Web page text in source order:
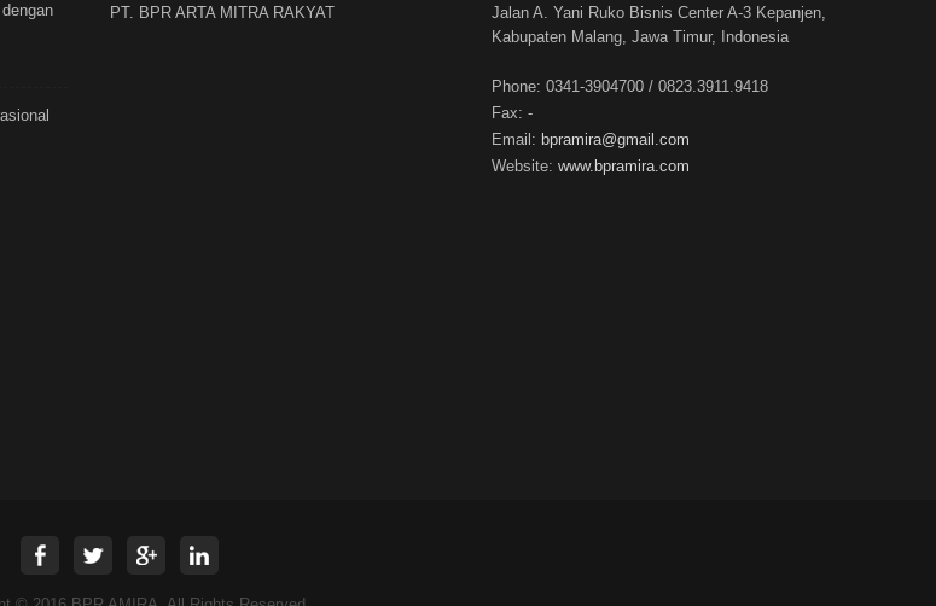
PT. BPR ARTA MITRA RAKYAT
Jalan A. Yani Ruko Bisnis Center A-3 Kepanjen,
Kabupaten Malang, Jawa Timur, Indonesia
Phone: 0341-3904700 / 0823.3911.9418
Fax: -
Email: bpramira@gmail.com
Website: www.bpramira.com